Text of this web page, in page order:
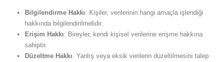
Bilgilendirme Hakkı: Kişiler, verilerinin hangi amaçla işlendiği
hakkında bilgilendirilmelidir.
Erişim Hakkı: Bireyler, kendi kişisel verilerine erişme hakkına
sahiptir.
Düzeltme Hakkı: Yanlış veya eksik verilerin düzeltilmesini talep